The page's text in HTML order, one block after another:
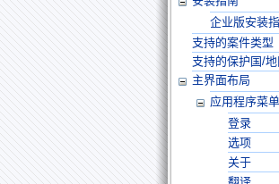
企业版安装
支持的案件类型
支持的保护国/地
主界面布局
应用程序菜
登录
选项
关于